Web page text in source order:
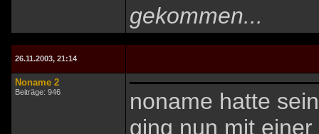
gekommen...
26.11.2003, 21:14
Noname 2
Beiträge: 946
noname hatte
ging nun mit